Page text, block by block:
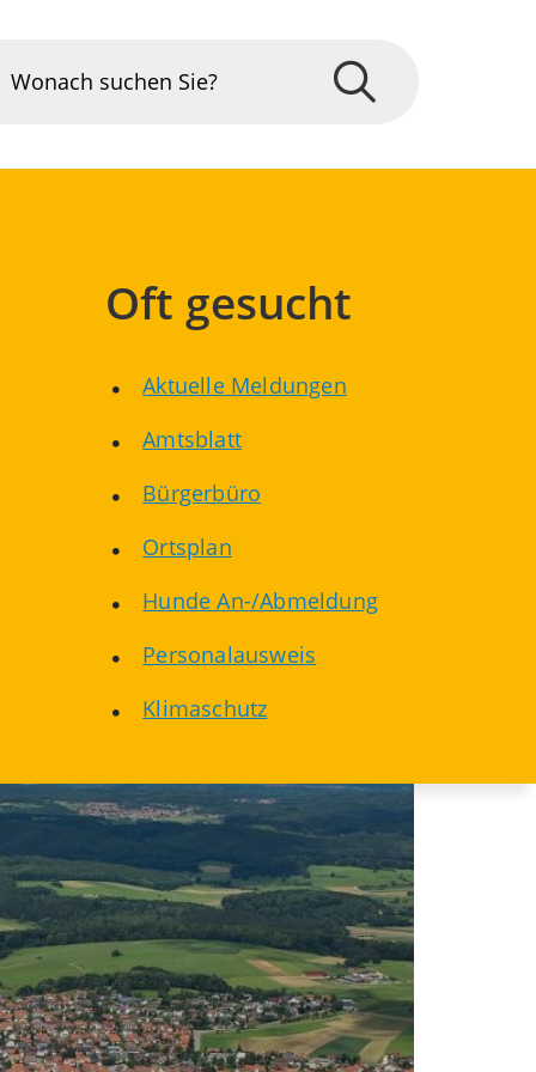
Oft gesucht
Aktuelle Meldungen
Amtsblatt
Bürgerbüro
Ortsplan
Hunde An-/Abmeldung
Personalausweis
Klimaschutz